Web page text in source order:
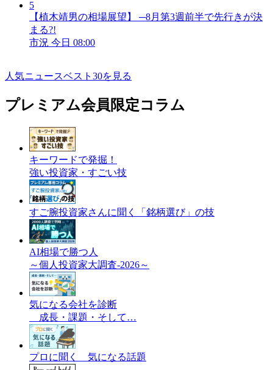
5
【植木靖男の相場展望】 ─8月第3週前半で先行きが決
まる?!
市況 今日 08:00
人気ニュースベスト30を見る
プレミアム会員限定コラム
キーワードで発掘！
強い投資家・すごい技
すご腕投資家さんに聞く「銘柄選び」の技
AI相場で勝つ人
～個人投資家大調査-2026～
気になる会社を診断
成長・課題・そして…
プロに聞く 気になる話題